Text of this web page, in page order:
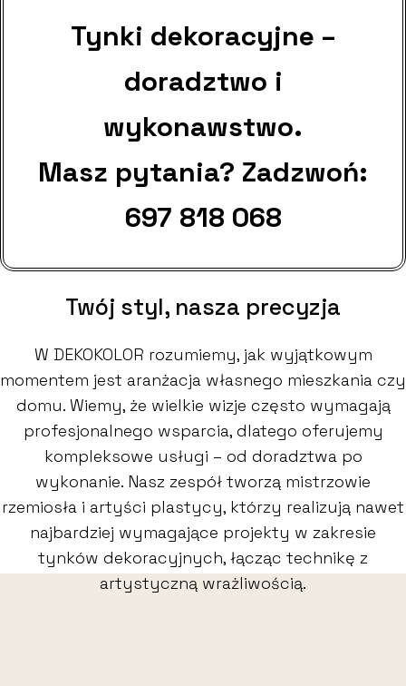
Tynki dekoracyjne –
doradztwo i
wykonawstwo.
Masz pytania? Zadzwoń:
697 818 068
Twój styl, nasza precyzja
W DEKOKOLOR rozumiemy, jak wyjątkowym
momentem jest aranżacja własnego mieszkania czy
domu. Wiemy, że wielkie wizje często wymagają
profesjonalnego wsparcia, dlatego oferujemy
kompleksowe usługi – od doradztwa po
wykonanie. Nasz zespół tworzą mistrzowie
rzemiosła i artyści plastycy, którzy realizują nawet
najbardziej wymagające projekty w zakresie
tynków dekoracyjnych, łącząc technikę z
artystyczną wrażliwością.